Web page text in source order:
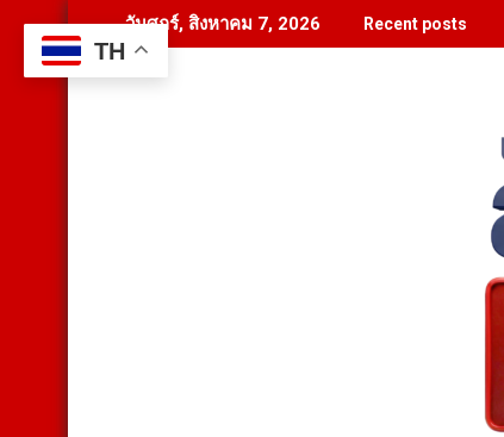
to
content
วันศุกร์, สิงหาคม 7, 2026 Recent posts
TH